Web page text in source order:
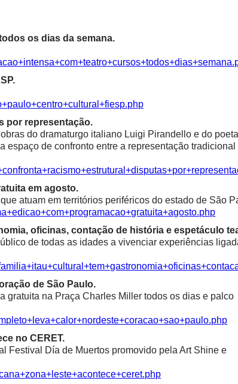
os dias da semana.
por representação.
do dramaturgo italiano Luigi Pirandello e do
espaço de confronto entre a representação tradicional
em agosto.
atuam em territórios periféricos do estado de São
oficinas, contação de história e espetáculo
de todas as idades a vivenciar experiências
de São Paulo.
gratuita na Praça Charles Miller todos os dias e palco
no CERET.
Festival Día de Muertos promovido pela Art Shine e